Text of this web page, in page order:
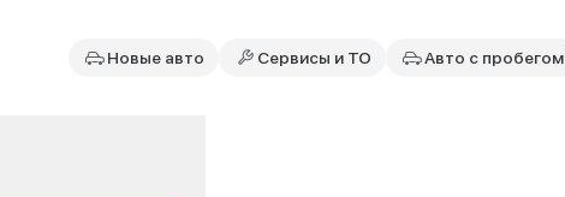
Новые авто Сервисы и ТО Авто с пробегом